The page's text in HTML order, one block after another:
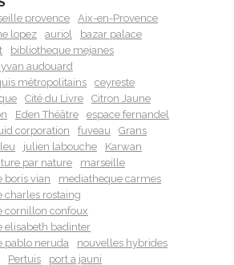
provence
Aix-en-Provence
lopez auriol
bazar palace
bibliotheque mejanes
audouard
métropolitains
ceyreste
Cité du Livre
Citron Jaune
Eden Théâtre
espace fernandel
corporation fuveau
Grans
julien labouche
Karwan
par nature
marseille
boris vian
mediatheque carmes
charles rostaing
cornillon confoux
elisabeth badinter
pablo neruda
nouvelles hybrides
Pertuis port a jauni